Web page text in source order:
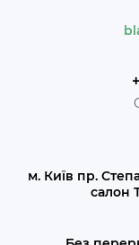
м. Київ пр.
салон